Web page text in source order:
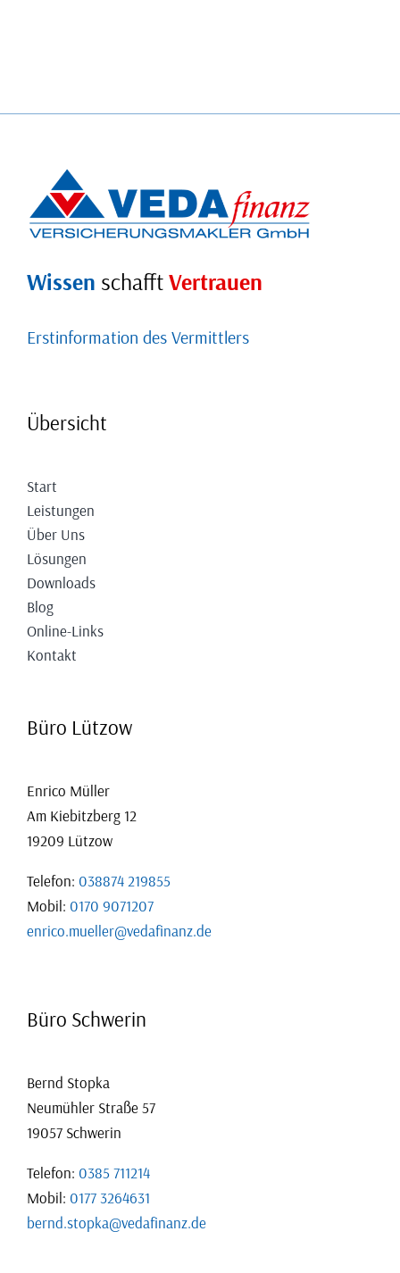
Wissen schafftVertrauen
Erstinformation des Vermittlers
Übersicht
Start
Leistungen
Über Uns
Lösungen
Downloads
Blog
Online-Links
Kontakt
Büro Lützow
Enrico Müller
Am Kiebitzberg 12
19209 Lützow
Telefon: 038874 219855
Mobil: 0170 9071207
enrico.mueller@vedafinanz.de
Büro Schwerin
Bernd Stopka
Neumühler Straße 57
19057 Schwerin
Telefon: 0385 711214
Mobil: 0177 3264631
bernd.stopka@vedafinanz.de